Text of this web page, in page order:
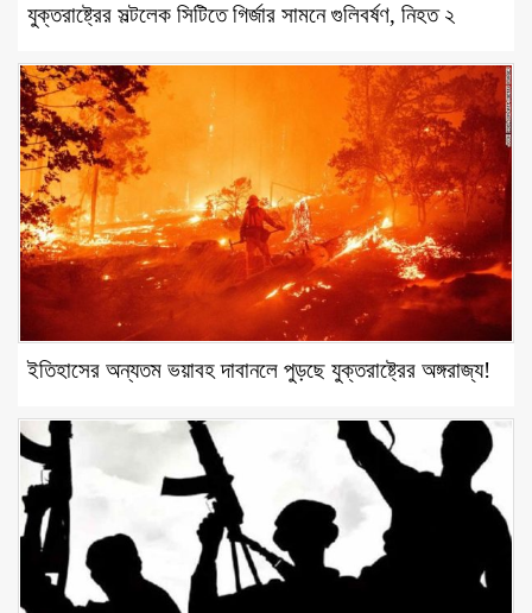
যুক্তরাষ্ট্রের সল্টলেক সিটিতে গির্জার সামনে গুলিবর্ষণ, নিহত ২
ইতিহাসের অন্যতম ভয়াবহ দাবানলে পুড়ছে যুক্তরাষ্ট্রের অঙ্গরাজ্য!